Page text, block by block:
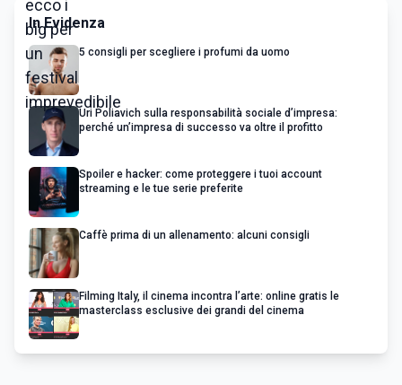
In Evidenza
5 consigli per scegliere i profumi da uomo
Uri Poliavich sulla responsabilità sociale d’impresa:
perché un’impresa di successo va oltre il profitto
Spoiler e hacker: come proteggere i tuoi account
streaming e le tue serie preferite
Caffè prima di un allenamento: alcuni consigli
Filming Italy, il cinema incontra l’arte: online gratis le
masterclass esclusive dei grandi del cinema